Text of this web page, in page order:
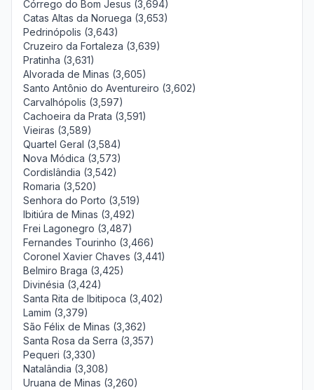
Córrego do Bom Jesus (3,694)
Catas Altas da Noruega (3,653)
Pedrinópolis (3,643)
Cruzeiro da Fortaleza (3,639)
Pratinha (3,631)
Alvorada de Minas (3,605)
Santo Antônio do Aventureiro (3,602)
Carvalhópolis (3,597)
Cachoeira da Prata (3,591)
Vieiras (3,589)
Quartel Geral (3,584)
Nova Módica (3,573)
Cordislândia (3,542)
Romaria (3,520)
Senhora do Porto (3,519)
Ibitiúra de Minas (3,492)
Frei Lagonegro (3,487)
Fernandes Tourinho (3,466)
Coronel Xavier Chaves (3,441)
Belmiro Braga (3,425)
Divinésia (3,424)
Santa Rita de Ibitipoca (3,402)
Lamim (3,379)
São Félix de Minas (3,362)
Santa Rosa da Serra (3,357)
Pequeri (3,330)
Natalândia (3,308)
Uruana de Minas (3,260)